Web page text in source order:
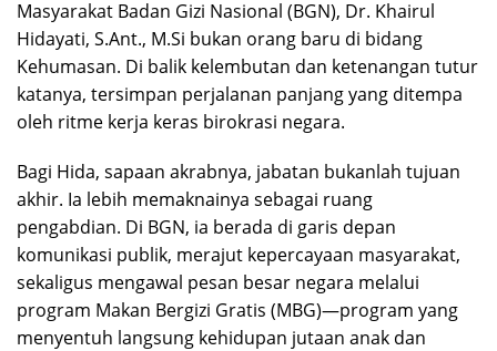
Masyarakat Badan Gizi Nasional (BGN), Dr. Khairul
Hidayati, S.Ant., M.Si bukan orang baru di bidang
Kehumasan. Di balik kelembutan dan ketenangan tutur
katanya, tersimpan perjalanan panjang yang ditempa
oleh ritme kerja keras birokrasi negara.
Bagi Hida, sapaan akrabnya, jabatan bukanlah tujuan
akhir. Ia lebih memaknainya sebagai ruang
pengabdian. Di BGN, ia berada di garis depan
komunikasi publik, merajut kepercayaan masyarakat,
sekaligus mengawal pesan besar negara melalui
program Makan Bergizi Gratis (MBG)—program yang
menyentuh langsung kehidupan jutaan anak dan